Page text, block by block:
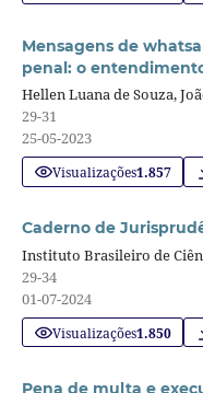
Mensagens de
penal: o
Hellen Luana de Souza,
29-31
25-05-2023
Visualizações1.857
Caderno de
Instituto Brasileiro de
29-34
01-07-2024
Visualizações1.850
Pena de multa e